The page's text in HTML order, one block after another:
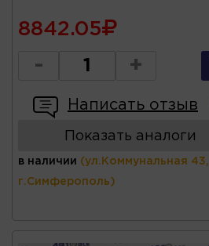
8842.05
- +
Написать отзыв
Показать аналоги
в наличии (ул.Коммунальная 43,
г.Симферополь)